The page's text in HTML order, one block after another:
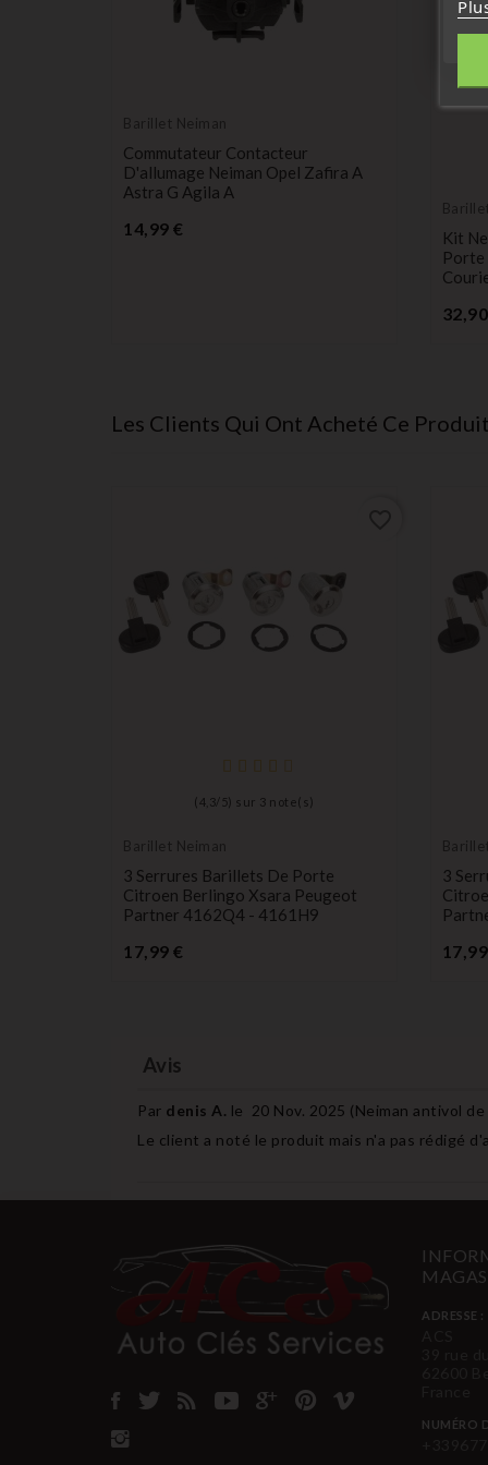
Barillet Neiman
Commutateur Contacteur
D'allumage Neiman Opel Zafira A
Astra G Agila A
14,99 €
Kit
Porte
Les Clients Qui Ont Acheté Ce
( 4,3/ 5) sur 3 note(s)
Barillet Neiman
3 Serrures Barillets De Porte
Citroen Berlingo Xsara Peugeot
Partner 4162Q4 - 4161H9
17,99 €
3
Avis
Par denis A. le 20 Nov. 2025 (Neiman antivol
Le client a noté le produit mais n'a pas rédigé
ADRESSE :
NUMÉRO